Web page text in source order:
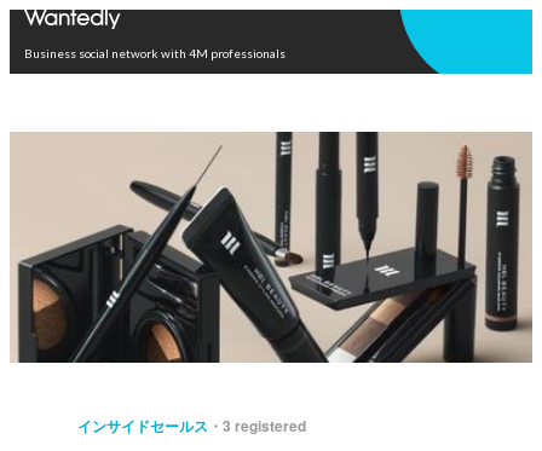
Business social network with 4M professionals
インサイドセールス 3 registered